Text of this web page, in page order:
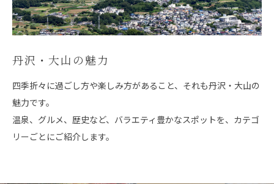
丹沢・大山の魅力
四季折々に過ごし方や楽しみ方があること、 それも丹沢・大山の
魅力です。
温泉、グルメ、歴史など、バラエティ豊かなスポットを、カテゴ
リーごとにご紹介します。